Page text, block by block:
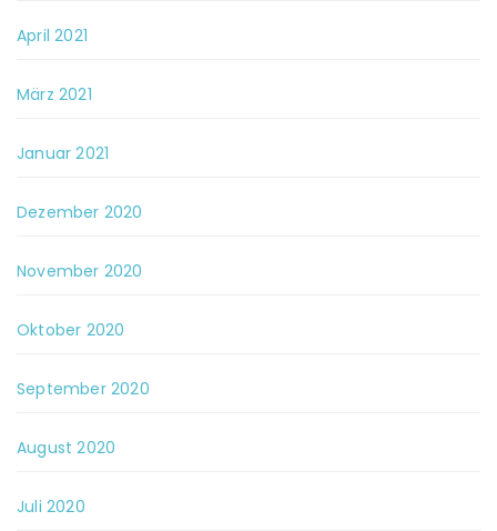
April 2021
März 2021
Januar 2021
Dezember 2020
November 2020
Oktober 2020
September 2020
August 2020
Juli 2020